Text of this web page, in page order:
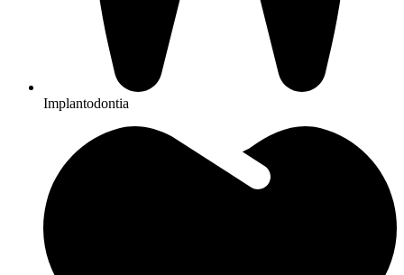
Implantodontia